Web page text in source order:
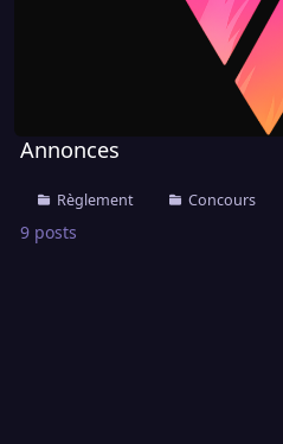
Annonces
Règlement Concours
9 posts